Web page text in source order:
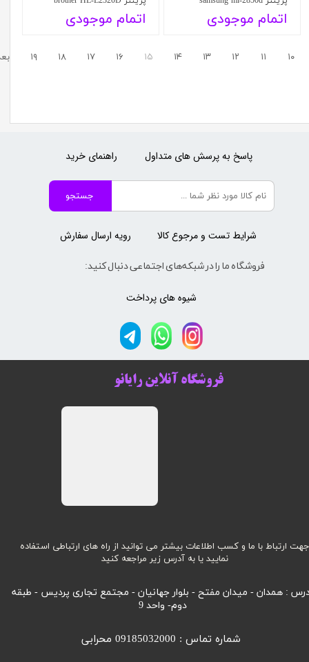
اتمام موجودی اتمام موجودی
۱۰ ۱۱ ۱۲ ۱۳ ۱۴ ۱۵ ۱۶ ۱۷ ۱۸ ۱۹
جهت ارتباط با ما و کسب اطلاعات بیشتر می توانید از راه های ارتباطی استفاده
نمایید یا به آدرس زیر مراجعه کنید
: همدان - میدان مفتح - بلوار جهانیان - مجتمع تجاری پردیس - طبقه
دوم- واحد 9
شماره تماس : 09185032000 محرابی
فروشگاه آنلاین رایانو
جستجو
فروشگاه ما را در شبکه‌های اجتماعی دنبال کنید:
رویه ارسال سفارش
راهنمای خرید
شیوه های پرداخت
پاسخ به پرسش های متداول
شرایط تست و مرجوع کالا